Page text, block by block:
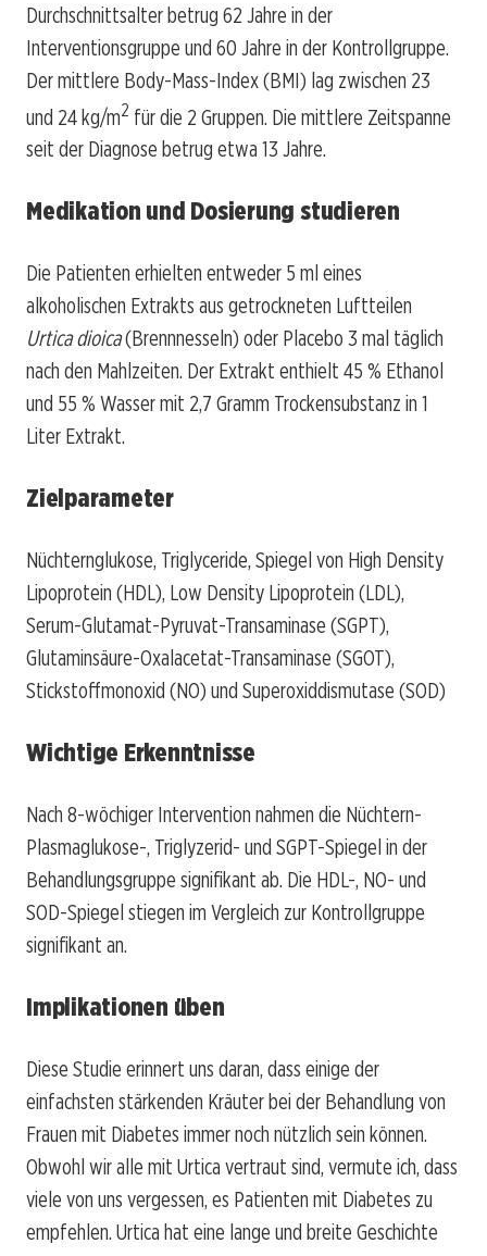
Durchschnittsalter betrug 62 Jahre in der
Interventionsgruppe und 60 Jahre in der Kontrollgruppe.
Der mittlere Body-Mass-Index (BMI) lag zwischen 23
und 24 kg/m2 für die 2 Gruppen. Die mittlere Zeitspanne
seit der Diagnose betrug etwa 13 Jahre.
Medikation und Dosierung studieren
Die Patienten erhielten entweder 5 ml eines
alkoholischen Extrakts aus getrockneten Luftteilen
Urtica dioica(Brennnesseln) oder Placebo 3 mal täglich
nach den Mahlzeiten. Der Extrakt enthielt 45 % Ethanol
und 55 % Wasser mit 2,7 Gramm Trockensubstanz in 1
Liter Extrakt.
Zielparameter
Nüchternglukose, Triglyceride, Spiegel von High Density
Lipoprotein (HDL), Low Density Lipoprotein (LDL),
Serum-Glutamat-Pyruvat-Transaminase (SGPT),
Glutaminsäure-Oxalacetat-Transaminase (SGOT),
Stickstoffmonoxid (NO) und Superoxiddismutase (SOD)
Wichtige Erkenntnisse
Nach 8-wöchiger Intervention nahmen die Nüchtern-
Plasmaglukose-, Triglyzerid- und SGPT-Spiegel in der
Behandlungsgruppe signifikant ab. Die HDL-, NO- und
SOD-Spiegel stiegen im Vergleich zur Kontrollgruppe
signifikant an.
Implikationen üben
Diese Studie erinnert uns daran, dass einige der
einfachsten stärkenden Kräuter bei der Behandlung von
Frauen mit Diabetes immer noch nützlich sein können.
Obwohl wir alle mit Urtica vertraut sind, vermute ich, dass
viele von uns vergessen, es Patienten mit Diabetes zu
empfehlen. Urtica hat eine lange und breite Geschichte